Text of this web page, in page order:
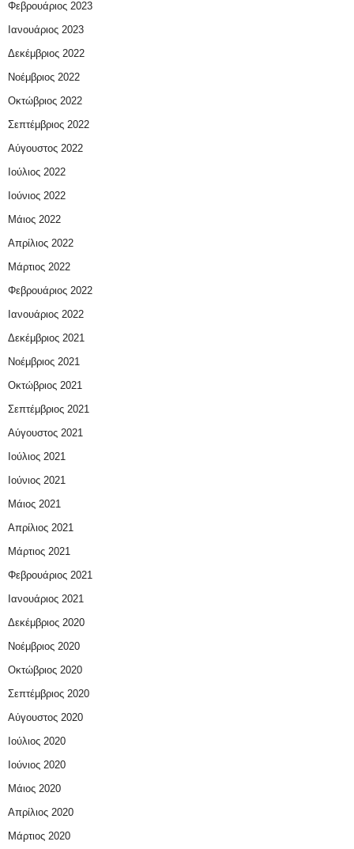
Φεβρουάριος 2023
Ιανουάριος 2023
Δεκέμβριος 2022
Νοέμβριος 2022
Οκτώβριος 2022
Σεπτέμβριος 2022
Αύγουστος 2022
Ιούλιος 2022
Ιούνιος 2022
Μάιος 2022
Απρίλιος 2022
Μάρτιος 2022
Φεβρουάριος 2022
Ιανουάριος 2022
Δεκέμβριος 2021
Νοέμβριος 2021
Οκτώβριος 2021
Σεπτέμβριος 2021
Αύγουστος 2021
Ιούλιος 2021
Ιούνιος 2021
Μάιος 2021
Απρίλιος 2021
Μάρτιος 2021
Φεβρουάριος 2021
Ιανουάριος 2021
Δεκέμβριος 2020
Νοέμβριος 2020
Οκτώβριος 2020
Σεπτέμβριος 2020
Αύγουστος 2020
Ιούλιος 2020
Ιούνιος 2020
Μάιος 2020
Απρίλιος 2020
Μάρτιος 2020